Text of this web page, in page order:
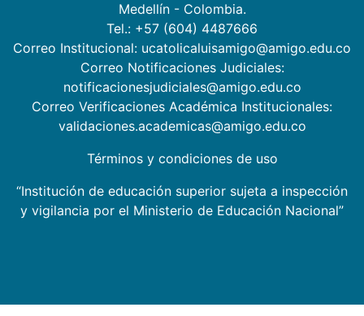
Medellín - Colombia.
Tel.: +57 (604) 4487666
Correo Institucional: ucatolicaluisamigo@amigo.edu.co
Correo Notificaciones Judiciales:
notificacionesjudiciales@amigo.edu.co
Correo Verificaciones Académica Institucionales:
validaciones.academicas@amigo.edu.co
Términos y condiciones de uso
“Institución de educación superior sujeta a inspección
y vigilancia por el Ministerio de Educación Nacional”